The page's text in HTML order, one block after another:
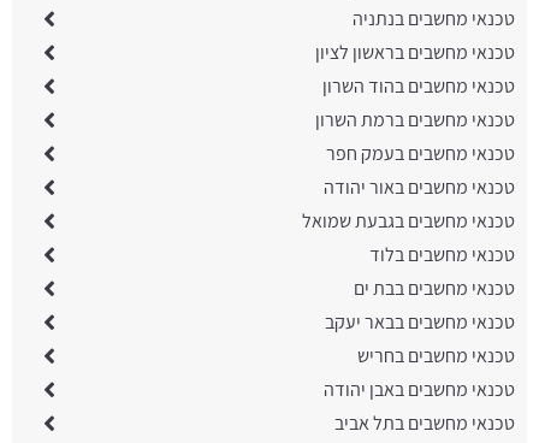
טכנאי מחשבים בנתניה
טכנאי מחשבים בראשון לציון
טכנאי מחשבים בהוד השרון
טכנאי מחשבים ברמת השרון
טכנאי מחשבים בעמק חפר
טכנאי מחשבים באור יהודה
טכנאי מחשבים בגבעת שמואל
טכנאי מחשבים בלוד
טכנאי מחשבים בבת ים
טכנאי מחשבים בבאר יעקב
טכנאי מחשבים בחריש
טכנאי מחשבים באבן יהודה
טכנאי מחשבים בתל אביב